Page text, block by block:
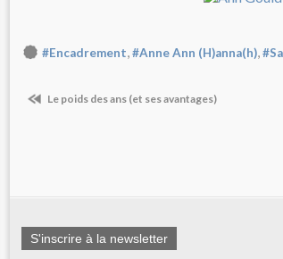
#Encadrement,#Anne Ann (H)anna(h),
Le poids des ans (et ses avantages)
S'inscrire à la newsletter